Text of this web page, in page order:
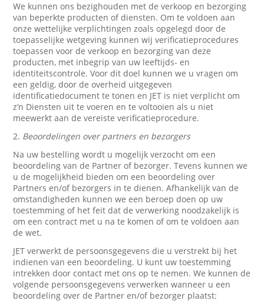
We kunnen ons bezighouden met de verkoop en bezorging
van beperkte producten of diensten. Om te voldoen aan
onze wettelijke verplichtingen zoals opgelegd door de
toepasselijke wetgeving kunnen wij verificatieprocedures
toepassen voor de verkoop en bezorging van deze
producten, met inbegrip van uw leeftijds- en
identiteitscontrole. Voor dit doel kunnen we u vragen om
een geldig, door de overheid uitgegeven
identificatiedocument te tonen en JET is niet verplicht om
z’n Diensten uit te voeren en te voltooien als u niet
meewerkt aan de vereiste verificatieprocedure.
2. Beoordelingen over partners en bezorgers
Na uw bestelling wordt u mogelijk verzocht om een
beoordeling van de Partner of bezorger. Tevens kunnen we
u de mogelijkheid bieden om een beoordeling over
Partners en/of bezorgers in te dienen. Afhankelijk van de
omstandigheden kunnen we een beroep doen op uw
toestemming of het feit dat de verwerking noodzakelijk is
om een contract met u na te komen of om te voldoen aan
de wet.
JET verwerkt de persoonsgegevens die u verstrekt bij het
indienen van een beoordeling. U kunt uw toestemming
intrekken door contact met ons op te nemen. We kunnen de
volgende persoonsgegevens verwerken wanneer u een
beoordeling over de Partner en/of bezorger plaatst: